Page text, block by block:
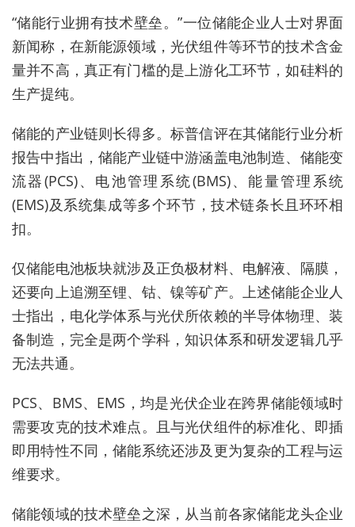
“储能行业拥有技术壁垒。”一位储能企业人士对界面
新闻称，在新能源领域，光伏组件等环节的技术含金
量并不高，真正有门槛的是上游化工环节，如硅料的
生产提纯。
储能的产业链则长得多。标普信评在其储能行业分析
报告中指出，储能产业链中游涵盖电池制造、储能变
流器(PCS)、电池管理系统(BMS)、能量管理系统
(EMS)及系统集成等多个环节，技术链条长且环环相
扣。
仅储能电池板块就涉及正负极材料、电解液、隔膜，
还要向上追溯至锂、钴、镍等矿产。上述储能企业人
士指出，电化学体系与光伏所依赖的半导体物理、装
备制造，完全是两个学科，知识体系和研发逻辑几乎
无法共通。
PCS、 BMS、 EMS ，均是光伏企业在跨界储能领域时
需要攻克的技术难点。且与光伏组件的标准化、即插
即用特性不同，储能系统还涉及更为复杂的工程与运
维要求。
储能领域的技术壁垒之深，从当前各家储能龙头企业